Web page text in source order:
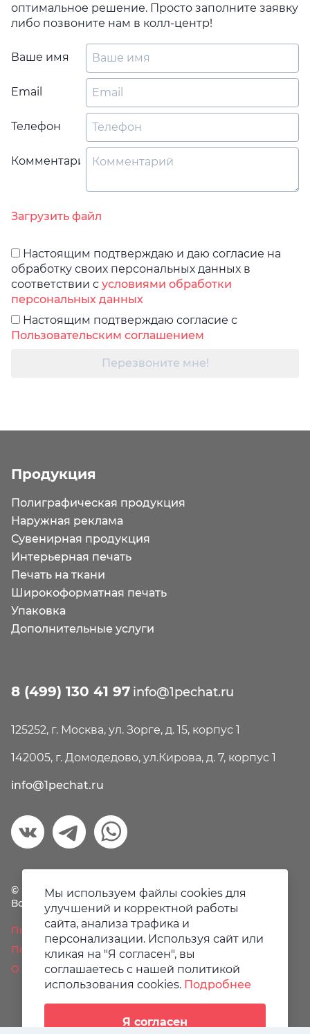
оптимальное решение. Просто заполните заявку
либо позвоните нам в колл-центр!
Ваше имя
Email
Телефон
Комментарий
Загрузить файл
Настоящим подтверждаю и даю согласие на
обработку своих персональных данных в
соответствии с условиями обработки
персональных данных
Настоящим подтверждаю согласие с
Пользовательским соглашением
Перезвоните мне!
Продукция
Полиграфическая продукция
Наружная реклама
Сувенирная продукция
Интерьерная печать
Печать на ткани
Широкоформатная печать
Упаковка
Дополнительные услуги
8 (499) 130 41 97 info@1pechat.ru
125252, г. Москва, ул. Зорге, д. 15, корпус 1
142005, г. Домодедово, ул.Кирова, д. 7, корпус 1
info@1pechat.ru
© Первая печать, 2018-2026
Все права защищены.
Политика конфиденциальности
Пользовательское соглашение
О файлах Cookie
Мы используем файлы cookies для
улучшений и корректной работы
сайта, анализа трафика и
персонализации. Используя сайт или
кликая на "Я согласен", вы
соглашаетесь с нашей политикой
использования cookies. Подробнее
Я согласен